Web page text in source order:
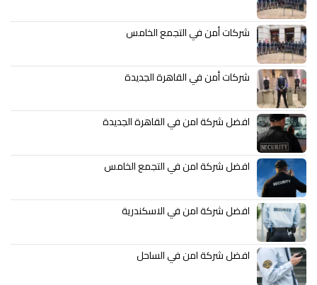
شركات أمن في التجمع الخامس
شركات أمن في القاهرة الجديدة
افضل شركة امن في القاهرة الجديدة
افضل شركة امن في التجمع الخامس
افضل شركة امن في الاسكندرية
افضل شركة امن في الساحل